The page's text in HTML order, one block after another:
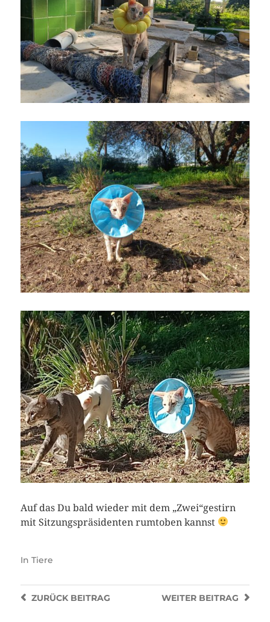
Auf das Du bald wieder mit dem „Zwei“gestirn
mit Sitzungspräsidenten rumtoben kannst
In Tiere
WEITER BEITRAG
ZURÜCKBEITRAG